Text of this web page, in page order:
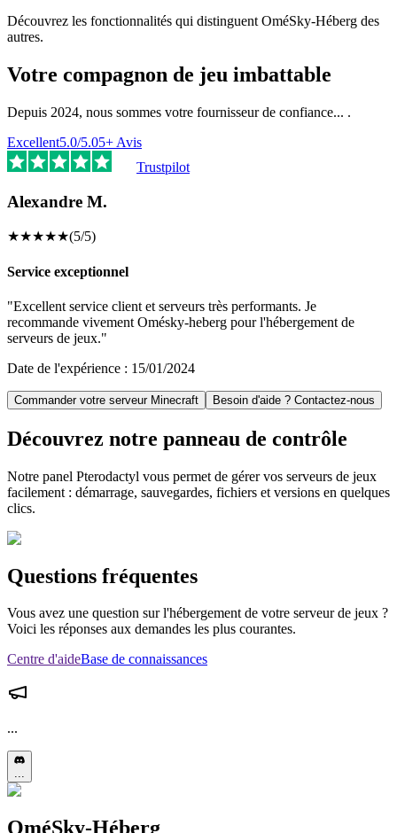
Découvrez les fonctionnalités qui distinguent OméSky-Héberg des
autres.
Votre compagnon de jeu imbattable
Depuis 2024, nous sommes votre fournisseur de confiance... .
Excellent5.0/5.05+ Avis
Trustpilot
Alexandre M.
★★★★★(5/5)
Service exceptionnel
"Excellent service client et serveurs très performants. Je
recommande vivement Omésky-heberg pour l'hébergement de
serveurs de jeux."
Date de l'expérience : 15/01/2024
Commander votre serveur Minecraft Besoin d'aide ? Contactez-nous
Découvrez notre panneau de contrôle
Notre panel Pterodactyl vous permet de gérer vos serveurs de jeux
facilement : démarrage, sauvegardes, fichiers et versions en quelques
clics.
Questions fréquentes
Vous avez une question sur l'hébergement de votre serveur de jeux ?
Voici les réponses aux demandes les plus courantes.
Centre d'aideBase de connaissances
...
...
OméSky-Héberg